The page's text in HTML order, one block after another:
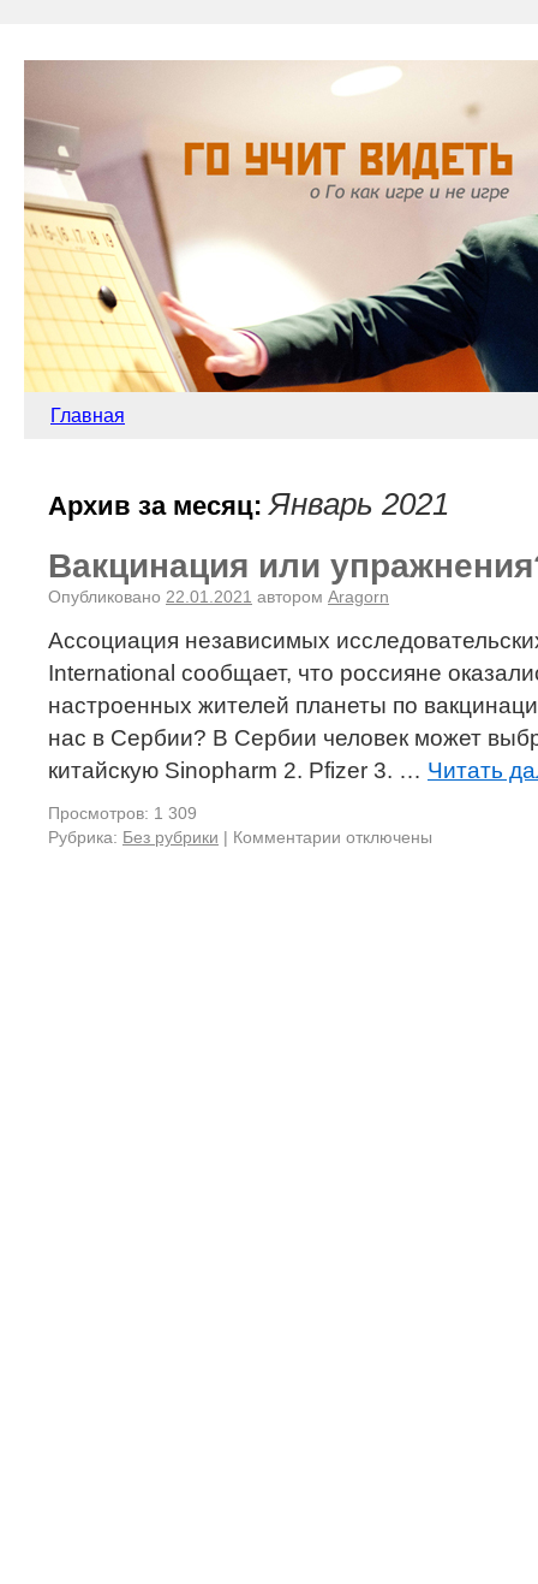
Главная
Архив за месяц:Январь 2021
Вакцинация или
Опубликовано 22.01.2021 автором Aragorn
Ассоциация независимых
International сообщает, что россияне
настроенных жителей планеты по
нас в Сербии? В Сербии человек может
китайскую Sinopharm 2. Pfizer 3. … Читать
Просмотров: 1 309
Рубрика: Без рубрики | Комментарии отключены